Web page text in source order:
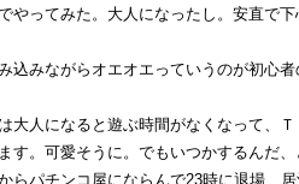
やってみた。大人になったし。安直で
込みながらオエオエっていうのが初心
人になると遊ぶ時間がなくなって、Ｔ
す。可愛そうに。でもいつかするんだ、
パチンコ屋にならんで23時に退場、居